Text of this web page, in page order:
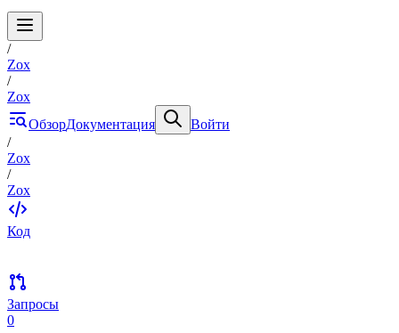
/
Zox
/
Zox
ОбзорДокументация
Войти
/
Zox
/
Zox
Код
Запросы
0